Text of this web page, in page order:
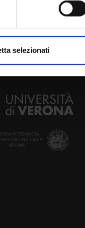
dalla Dichiarazione sui
selezionati